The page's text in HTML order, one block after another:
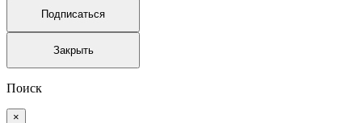
Подписаться
Закрыть
Поиск
×